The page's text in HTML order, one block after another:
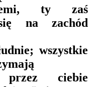
ty zaś
na zachód
wszystkie
przez ciebie